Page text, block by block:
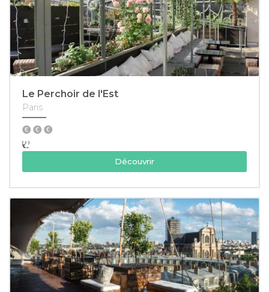
Le Perchoir de l'Est
Paris
Découvrir